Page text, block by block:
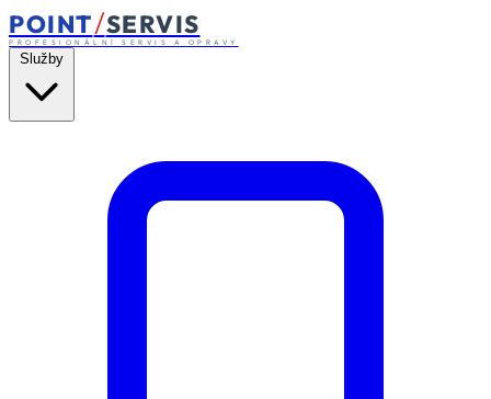
POINT/SERVIS
PROFESIONÁLNÍ SERVIS A OPRAVY
Služby